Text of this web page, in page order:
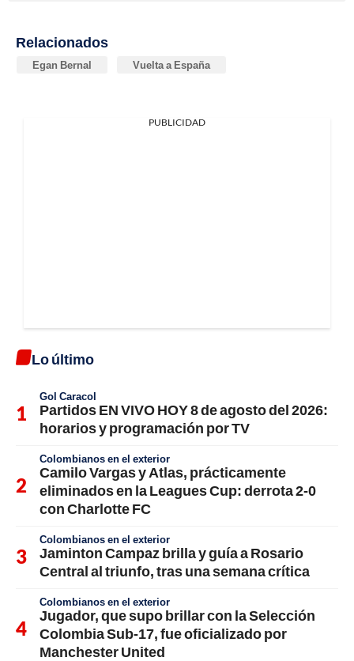
Relacionados
Egan Bernal Vuelta a España
PUBLICIDAD
Lo último
Gol Caracol
Partidos EN VIVO HOY 8 de agosto del 2026:
horarios y programación por TV
Colombianos en el exterior
Camilo Vargas y Atlas, prácticamente
eliminados en la Leagues Cup: derrota 2-0
con Charlotte FC
Colombianos en el exterior
Jaminton Campaz brilla y guía a Rosario
Central al triunfo, tras una semana crítica
Colombianos en el exterior
Jugador, que supo brillar con la Selección
Colombia Sub-17, fue oficializado por
Manchester United